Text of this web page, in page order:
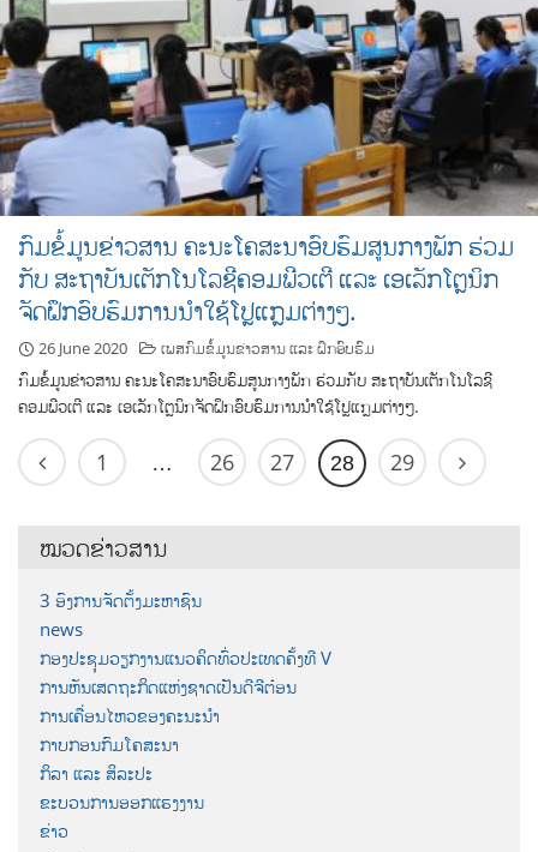
ກົມຂໍ້ມູນຂ່າວສານ ຄະນະໂຄສະນາອົບຮົມສູນກາງພັກ ຮ່ວມ
ກັບ ສະຖາບັນເຕັກໂນໂລຊີຄອມພີວເຕີ ແລະ ເອເລັກໂຕຼນິກ
ຈັດຝຶກອົບຮົມການນຳໃຊ້ໂປຼແກຼມຕ່າງໆ.
26 June 2020 ເພສກົມຂໍ້ມູນຂ່າວສານ ແລະ ຝຶກອົບຮົມ
ກົມຂໍ້ມູນຂ່າວສານ ຄະນະໂຄສະນາອົບຮົມສູນກາງພັກ ຮ່ວມກັບ ສະຖາບັນເຕັກໂນໂລຊີ
ຄອມພີວເຕີ ແລະ ເອເລັກໂຕຼນິກຈັດຝຶກອົບຮົມການນຳໃຊ້ໂປຼແກຼມຕ່າງໆ.
1 … 26 27 28 29
ໝວດຂ່າວສານ
3 ອົງການຈັດຕັ້ງມະຫາຊົນ
news
ກອງປະຊຸມວຽກງານແນວຄິດທົ່ວປະເທດຄັ້ງທີ V
ການຫັນເສດຖະກິດແຫ່ງຊາດເປັນດີຈີຕ໋ອນ
ການເຄື່ອນໄຫວຂອງຄະນະນຳ
ກາບກອນກົມໂຄສະນາ
ກິລາ ແລະ ສິລະປະ
ຂະບວນການອອກແຮງງານ
ຂ່າວ